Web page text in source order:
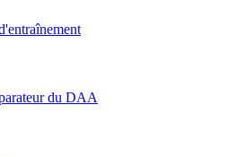
du DAA